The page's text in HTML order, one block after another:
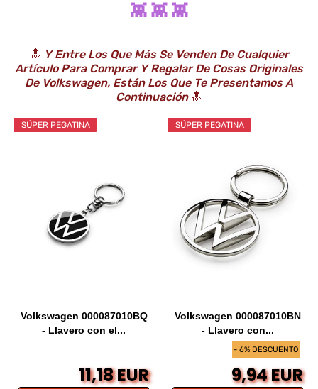
👾 👾 👾
🔝 Y Entre Los Que Más Se Venden De Cualquier
Artículo Para Comprar Y Regalar De Cosas Originales
De Volkswagen, Están Los Que Te Presentamos A
Continuación🔝
SÚPER PEGATINA
Volkswagen 000087010BQ
- Llavero con el...
11,18 EUR
- 6% DESCUENTO
SÚPER PEGATINA
Volkswagen 000087010BN
- Llavero con...
9,94 EUR